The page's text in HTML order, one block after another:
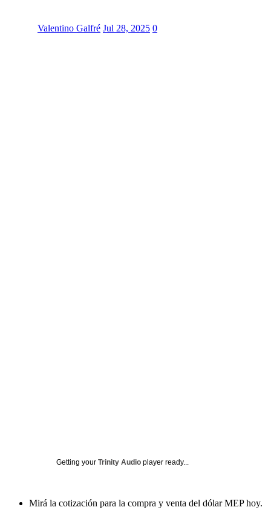
Valentino Galfré Jul 28, 2025 0
Getting your Trinity Audio player ready...
Mirá la cotización para la compra y venta del dólar MEP hoy.